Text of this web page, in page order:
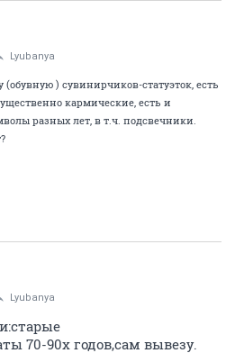
Lyubanya
) сувинирчиков-статуэток, есть
кармические, есть и
разных лет, в т.ч. подсвечники.
Lyubanya
70-90х годов,сам вывезу.